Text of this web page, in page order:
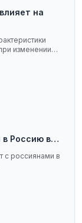
на
изменении
в Россию в…
с россиянами в